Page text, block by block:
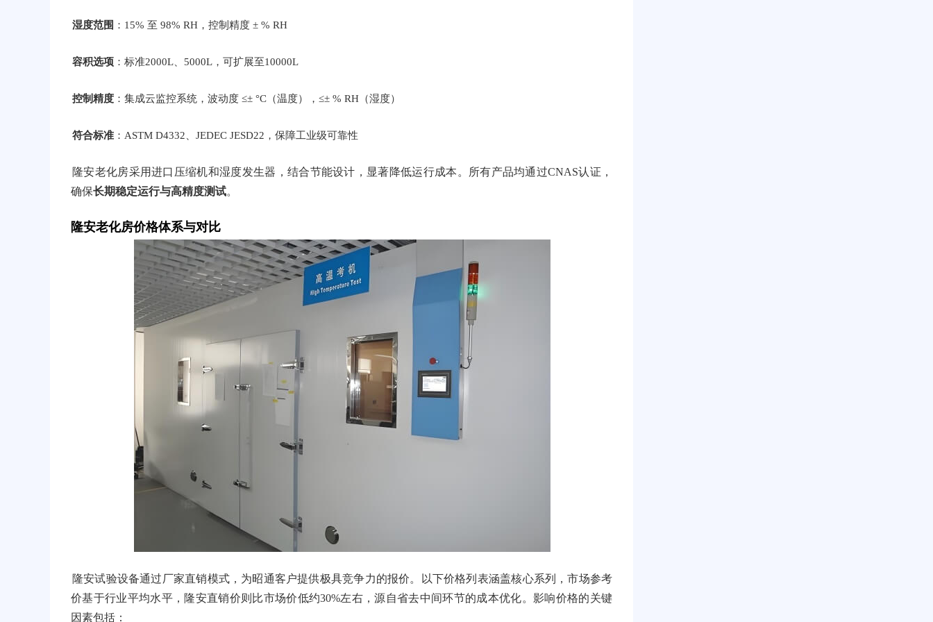
湿度范围 ：15% 至 98% RH，控制精度 ± % RH
容积选项 ：标准2000L、5000L，可扩展至10000L
控制精度 ：集成云监控系统，波动度 ≤± °C（温度），≤± % RH（湿度）
符合标准 ：ASTM D4332、JEDEC JESD22，保障工业级可靠性
隆安老化房采用进口压缩机和湿度发生器，结合节能设计，显著降低运行成本。所有产品均通过CNAS认证，
确保长期稳定运行与高精度测试。
隆安老化房价格体系与对比
隆安试验设备通过厂家直销模式，为昭通客户提供极具竞争力的报价。以下价格列表涵盖核心系列，市场参考
价基于行业平均水平，隆安直销价则比市场价低约30%左右，源自省去中间环节的成本优化。影响价格的关键
因素包括：